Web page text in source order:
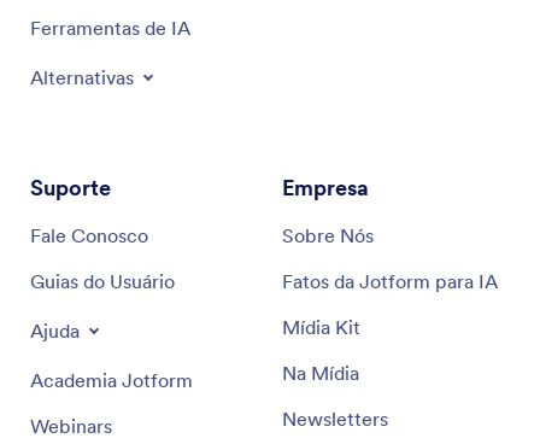
Ferramentas de IA
Alternativas
Suporte
Fale Conosco
Guias do Usuário
Ajuda
Academia Jotform
Webinars
Empresa
Sobre Nós
Fatos da Jotform para IA
Mídia Kit
Na Mídia
Newsletters